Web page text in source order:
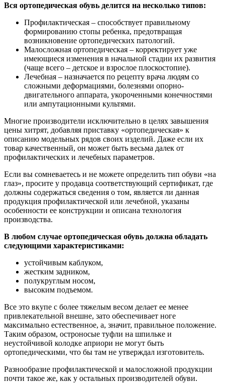
Вся ортопедическая обувь делится на несколько типов:
Профилактическая – способствует правильному
формированию стопы ребенка, предотвращая
возникновение ортопедических патологий.
Малосложная ортопедическая – корректирует уже
имеющиеся изменения в начальной стадии их развития
(чаще всего – детское и взрослое плоскостопие).
Лечебная – назначается по рецепту врача людям со
сложными деформациями, болезнями опорно-
двигательного аппарата, укороченными конечностями
или ампутационными культями.
Многие производители исключительно в целях завышения
цены хитрят, добавляя приставку «ортопедическая» к
описанию модельных рядов своих изделий. Даже если их
товар качественный, он может быть весьма далек от
профилактических и лечебных параметров.
Если вы сомневаетесь и не можете определить тип обуви «на
глаз», просите у продавца соответствующий сертификат, где
должны содержаться сведения о том, является ли данная
продукция профилактической или лечебной, указаны
особенности ее конструкции и описана технология
производства.
В любом случае ортопедическая обувь должна обладать
следующими характеристиками:
устойчивым каблуком,
жестким задником,
полукруглым носом,
высоким подъемом.
Все это вкупе с более тяжелым весом делает ее менее
привлекательной внешне, зато обеспечивает ноге
максимально естественное, а, значит, правильное положение.
Таким образом, остроносые туфли на шпильке и
неустойчивой колодке априори не могут быть
ортопедическими, что бы там не утверждал изготовитель.
Разнообразие профилактической и малосложной продукции
почти такое же, как у остальных производителей обуви.